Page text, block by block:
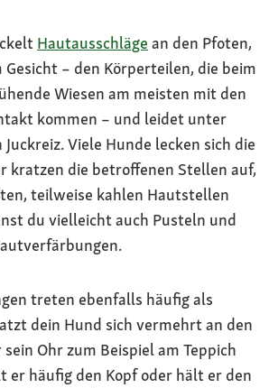
Hautausschläge an den Pfoten,
Gesicht – den Körperteilen, die beim
Wiesen am meisten mit den
kommen – und leidet unter
Viele Hunde lecken sich die
kratzen die betroffenen Stellen auf,
teilweise kahlen Hautstellen
du vielleicht auch Pusteln und
treten ebenfalls häufig als
dein Hund sich vermehrt an den
Ohr zum Beispiel am Teppich
er häufig den Kopf oder hält er den